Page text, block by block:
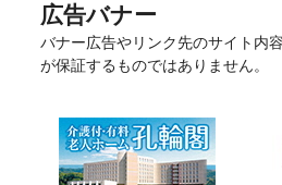
広告バナー
バナー広告やリンク先のサイト内
が保証するものではありません。